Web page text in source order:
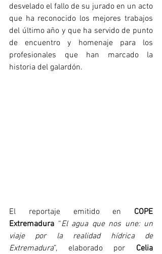
desvelado el fallo de su jurado en un acto
que ha reconocido los mejores trabajos
del último año y que ha servido de punto
de encuentro y homenaje para los
profesionales que han marcado la
historia del galardón.
El reportaje emitido en COPE
Extremadura “El agua que nos une: un
viaje por la realidad hídrica de
Extremadura”, elaborado por Celia